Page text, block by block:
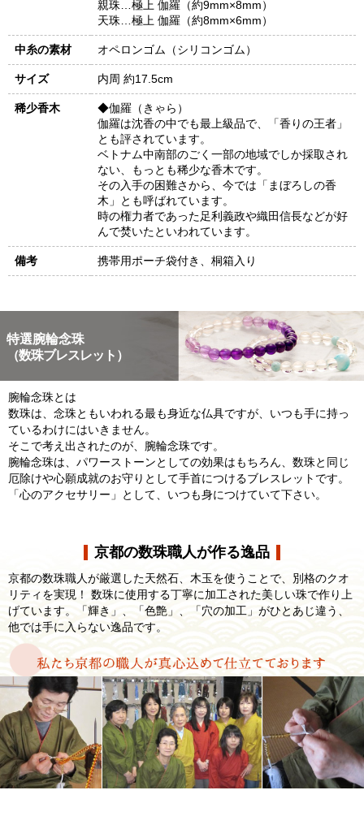
親珠…極上 伽羅（約9mm×8mm）
天珠…極上 伽羅（約8mm×6mm）
中糸の素材 オペロンゴム（シリコンゴム）
サイズ 内周 約17.5cm
稀少香木
◆伽羅（きゃら）
伽羅は沈香の中でも最上級品で、「香りの王者」
とも評されています。
ベトナム中南部のごく一部の地域でしか採取され
ない、もっとも稀少な香木です。
その入手の困難さから、今では「まぼろしの香
木」とも呼ばれています。
時の権力者であった足利義政や織田信長などが好
んで焚いたといわれています。
備考 携帯用ポーチ袋付き、桐箱入り
特選腕輪念珠
（数珠ブレスレット）
腕輪念珠とは
数珠は、念珠ともいわれる最も身近な仏具ですが、いつも手に持っ
ているわけにはいきません。
そこで考え出されたのが、腕輪念珠です。
腕輪念珠は、パワーストーンとしての効果はもちろん、数珠と同じ
厄除けや心願成就のお守りとして手首につけるブレスレットです。
「心のアクセサリー」として、いつも身につけていて下さい。
京都の数珠職人が作る逸品
京都の数珠職人が厳選した天然石、木玉を使うことで、別格のクオ
リティを実現！ 数珠に使用する丁寧に加工された美しい珠で作り上
げています。「輝き」、「色艶」、「穴の加工」がひとあじ違う、
他では手に入らない逸品です。